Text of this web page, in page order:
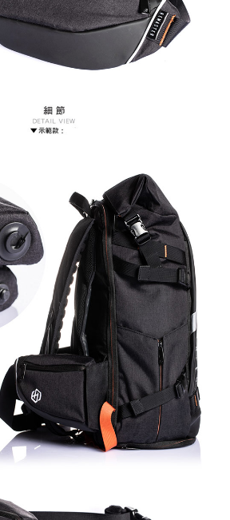
權停止該用戶之使用額度並採取法律行動。